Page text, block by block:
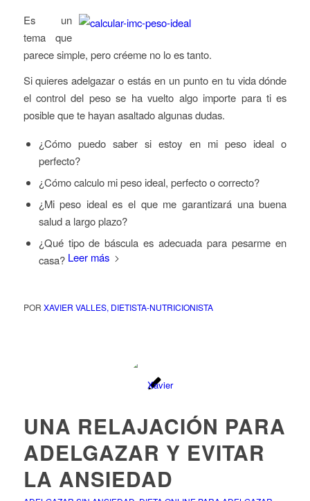
Es un
tema que
parece simple, pero créeme no lo es tanto.
Si quieres adelgazar o estás en un punto en tu vida dónde
el control del peso se ha vuelto algo importe para ti es
posible que te hayan asaltado algunas dudas.
¿Cómo puedo saber si estoy en mi peso ideal o
perfecto?
¿Cómo calculo mi peso ideal, perfecto o correcto?
¿Mi peso ideal es el que me garantizará una buena
salud a largo plazo?
¿Qué tipo de báscula es adecuada para pesarme en
casa? Leer más
POR XAVIER VALLES, DIETISTA-NUTRICIONISTA
UNA RELAJACIÓN PARA
ADELGAZAR Y EVITAR
LA ANSIEDAD